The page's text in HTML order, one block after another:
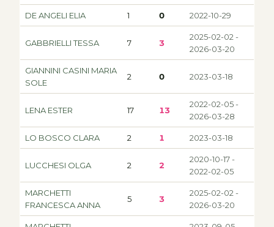
DE ANGELI ELIA 1 0 2022-10-29
GABBRIELLI TESSA 7 3
2025-02-02 -
2026-03-20
GIANNINI CASINI MARIA
SOLE
2 0 2023-03-18
LENA ESTER 17 13
2022-02-05 -
2026-03-28
LO BOSCO CLARA 2 1 2023-03-18
LUCCHESI OLGA 2 2
2020-10-17 -
2022-02-05
MARCHETTI
FRANCESCA ANNA
5 3
2025-02-02 -
2026-03-20